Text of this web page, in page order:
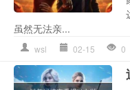
虽然无法亲...
wsl 02-15 0